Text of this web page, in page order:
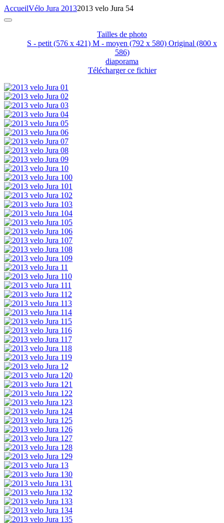
AccueilVélo Jura 20132013 velo Jura 54
Tailles de photo
S - petit (576 x 421) M - moyen (792 x 580) Original (800 x
586)
diaporama
Télécharger ce fichier